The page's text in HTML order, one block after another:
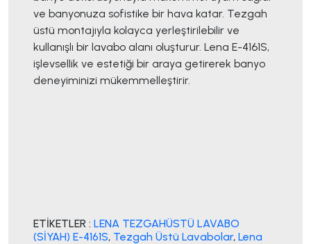
ve banyonuza sofistike bir hava katar. Tezgah
üstü montajıyla kolayca yerleştirilebilir ve
kullanışlı bir lavabo alanı oluşturur. Lena E-4161S,
işlevsellik ve estetiği bir araya getirerek banyo
deneyiminizi mükemmelleştirir.
ETİKETLER : LENA TEZGAHÜSTÜ LAVABO
(SİYAH) E-4161S, Tezgah Üstü Lavabolar, Lena